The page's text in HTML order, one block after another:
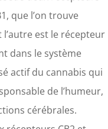
que l’on trouve
est le récepteur
dans le système
actif du cannabis qui
de l’humeur,
cérébrales.